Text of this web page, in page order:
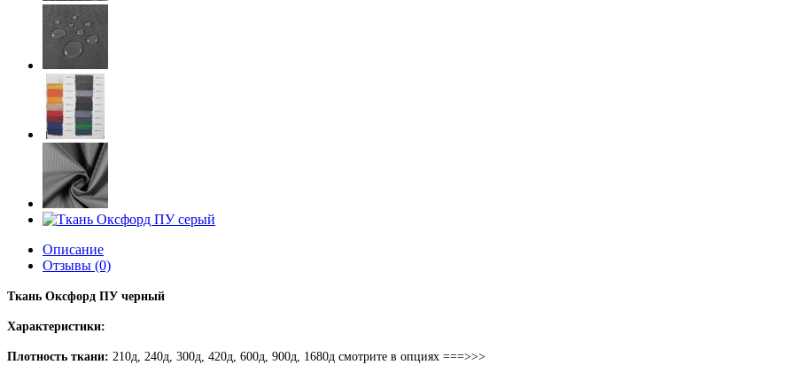
Описание
Отзывы (0)
Ткань Оксфорд ПУ черный
Характеристики:
Плотность ткани: 210д, 240д, 300д, 420д, 600д, 900д, 1680д смотрите в опциях ===>>>